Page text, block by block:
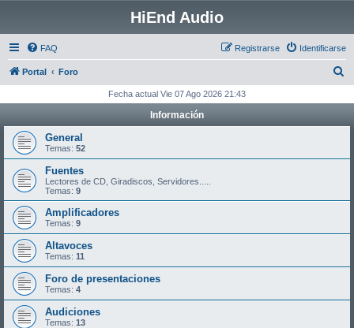
HiEnd Audio
FAQ Identificarse
Registrarse
Portal Foro
c
Fecha actual Vie 07 Ago 2026 21:43
Información
General
Temas: 52
Fuentes
Lectores de CD, Giradiscos, Servidores.....
Temas: 9
Amplificadores
Temas: 9
Altavoces
Temas: 11
Foro de presentaciones
Temas: 4
Audiciones
Temas: 13